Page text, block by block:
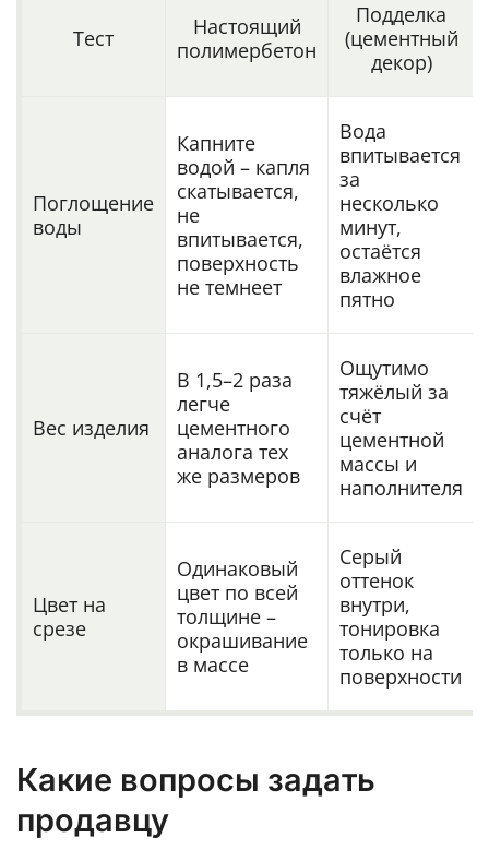
Тест
Настоящий
полимербетон
Подделка
(цементный
декор)
Поглощение
воды
Капните
водой – капля
скатывается,
не
впитывается,
поверхность
не темнеет
Вода
впитывается
за
несколько
минут,
остаётся
влажное
пятно
Вес изделия
В 1,5–2 раза
легче
цементного
аналога тех
же размеров
Ощутимо
тяжёлый за
счёт
цементной
массы и
наполнителя
Цвет на
срезе
Одинаковый
цвет по всей
толщине –
окрашивание
в массе
Серый
оттенок
внутри,
тонировка
только на
поверхности
Какие вопросы задать
продавцу